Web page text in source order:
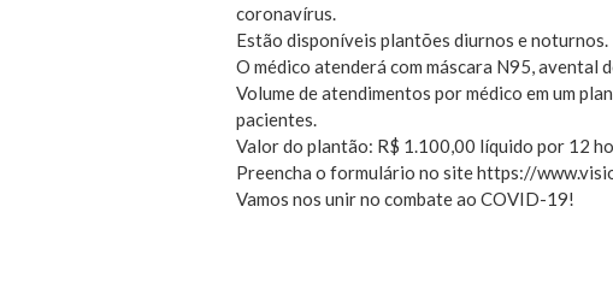
coronavírus.
Estão disponíveis plantões diurnos e noturnos.
O médico atenderá com máscara N95, avental
Volume de atendimentos por médico em um
pacientes.
Valor do plantão: R$ 1.100,00 líquido por 12
Preencha o formulário no site https://
Vamos nos unir no combate ao COVID-19!